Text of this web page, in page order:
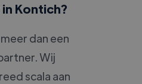
Kontich?
dan een
Wij
scala aan